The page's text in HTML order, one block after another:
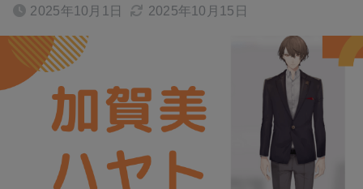
2025年10月1日 2025年10月15日